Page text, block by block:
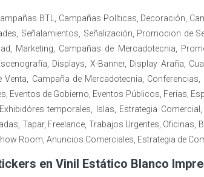
BTL, Campañas Políticas, Decoración,
Señalamientos, Señalización, Promocion de
Marketing, Campañas de Mercadotecnia,
Displays, X-Banner, Display Araña,
Campaña de Mercadotecnia,
Eventos de Gobierno, Eventos Públicos, Ferias,
temporales, Islas, Estrategia
Tapar, Freelance, Trabajos Urgentes,
Room, Anuncios Comerciales, Estrategia de
en Vinil Estático Blanco